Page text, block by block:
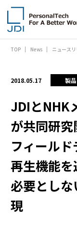
企業情報
製品・技術
サステナビリティ
IR情報
採用情報
News
お問い合わせ
TOP News ニュース
2018.05.17 製
JDIとNHK
が共同研
フィール
再生機能
必要とし
現